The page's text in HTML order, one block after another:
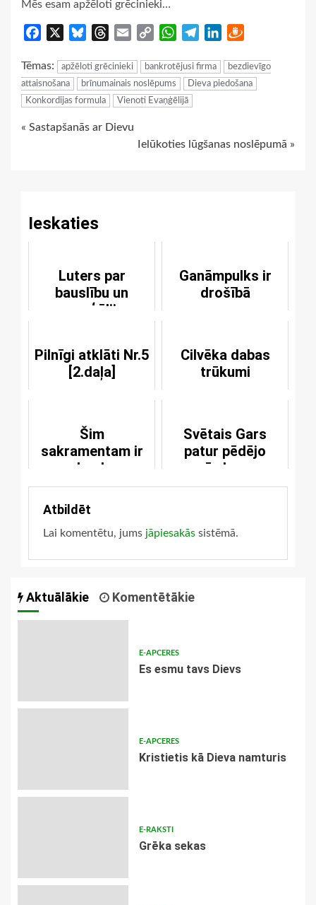
Mēs esam apžēloti grēcinieki…
Facebook BlueskyThreads
Email
Copy
WhatsApp
TelegramLinkedIn
Tēmas: apžēloti grēcinieki bankrotējusi firma
bezdievīgo
attaisnošana
brīnumainais noslēpums
Dieva piedošana
Konkordijas formula
Vienoti Evaņģēlijā
Continue
« Sastapšanās ar Dievu
Ielūkoties lūgšanas noslēpumā »
Ieskaties
Luters par
bauslību un
evaņģēliju
Ganāmpulks ir
drošībā
Pilnīgi atklāti Nr.5
[2.daļa]
Cilvēka dabas
trūkumi
Šim
sakramentam ir
daudz
nosaukumu
Svētais Gars
patur pēdējo
vārdu un
spriedumu
Atbildēt
Lai komentētu, jums jāpiesakās sistēmā.
Aktuālākie Komentētākie
E-APCERES
Es esmu tavs Dievs
E-APCERES
Kristietis kā Dieva namturis
E-RAKSTI
Grēka sekas